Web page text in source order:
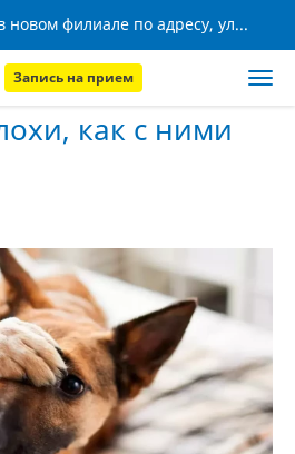
Будем рады вас видеть в новом филиале по адресу, ул. Кижеватова, 8!
Запись на прием
как с ними